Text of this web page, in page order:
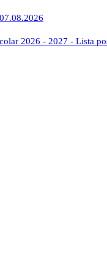
2026 - 2027 - Lista